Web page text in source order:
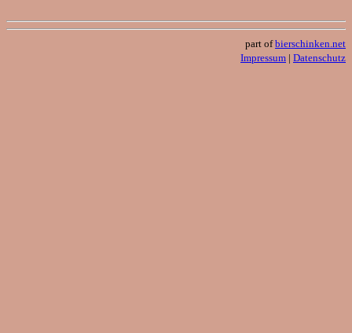
part ofbierschinken.net
Impressum | Datenschutz